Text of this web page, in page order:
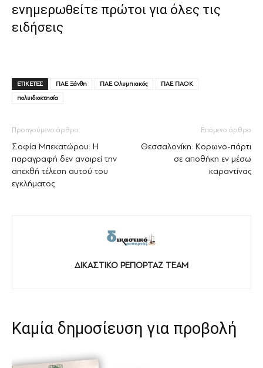
ενημερωθείτε πρώτοι για όλες τις
ειδήσεις
ΕΤΙΚΕΤΕΣ ΠΑΕ Ξάνθη ΠΑΕ Ολυμπιακός
ΠΑΕ ΠΑΟΚ
πολυιδιοκτησία
Προηγούμενο άρθρο
Σοφία Μπεκατώρου: H
παραγραφή δεν αναιρεί την
απεχθή τέλεση αυτού του
εγκλήματος
Επόμενο άρθρο
Θεσσαλονίκη: Κορωνο-πάρτι
σε αποθήκη εν μέσω
καραντίνας
ΔΙΚΑΣΤΙΚΟ ΡΕΠΟΡΤΑΖ TEAM
Καμία δημοσίευση για προβολή